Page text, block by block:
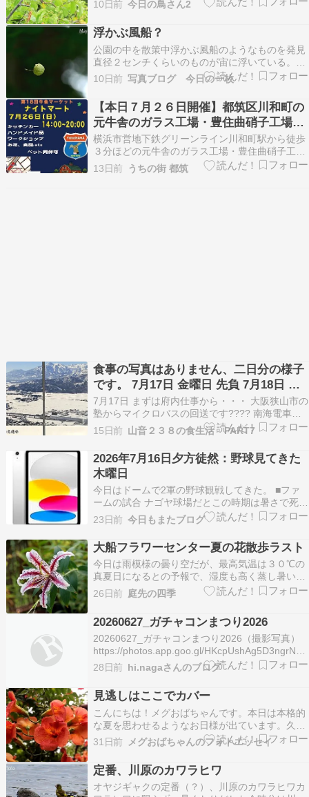
といっても屋外では濡れてしまうので車内でのカ
ワセミ待ち、対岸よりも少し近いところにやって
きました足もまだクロっぽい幼鳥ですね結構のん
びりとまっている…
10日前 今日の鳥さん2
浮かぶ風船？
公園の中を散策中浮かぶ風船のようなものを発見
直径２センチくらいのものが宙に浮いている。近
づくと小さい小さいかわいらしい葉っぱ。クモの
糸がついているようだけど、ほとんど見えないの
で葉っぱだけがゆらゆら漂っているように見える
不思議な光景でした。今日からまた雨模様の函
館。気温は高くない…
10日前 写真ブログ 今日の一枚
【本日７月２６日開催】都筑区川和町の
元牛舎のガラス工場・豊住曲硝子工場で
「牛舎マーケット・ナイトマート」始ま
りました！ ２０時までやっています！
横浜市営地下鉄グリーンライン川和町駅から徒歩
３分ほどの元牛舎のガラス工場・豊住曲硝子工場
で「第１８回 牛舎マーケット・ナイトマート」が
７月２６日（日）１４：００〜2０：００で゛始
13日前 うちの街 都筑
食事の写真はありません、二日分の様子
です。 7月17日 金曜日 先負 7月18日 土
曜日 仏滅
7月17日 まずは府内仕事から・・・ 大阪狭山市の
塾からマイクロバスの回送です???? 南海電車で
金剛まで行きます。 ここから寝屋川市のディーラ
ーまでマイクロバスの回送です、なんと５MTの
ミッション車でした、なんか燃えて来たぁぁ????
寝屋川で納車したら、大日まで移動してイオ…
15日前 山音２３８の食生活 PART7
2026年7月16日夕方徒然：野球見てきた
木曜日
今日はドームで2軍の野球観戦してきた。 ■ファ
ームの試合 ナゴヤ球場だとこの時期は暑さで死ぬ
けど バンテリンドームナゴヤだと快適。 まあま
あのお客さんが入っていたなあ。 試合は投手戦で
１−０で勝利。 イオンで買い物して帰ってきた。
■暑さ 今日も暑かったなあ。 土曜日はお出かけ…
23日前 今日もまたブログ
大船フラワーセンター夏の花散歩ラスト
今日は雨模様の曇り空だが、最高気温は３０℃の
真夏日になるとの予報で、湿度も高く蒸し暑い。
しかし暑いからと言って、エアコンの効いた涼し
い部屋の中でじっとしているばかりでは、暑さに
対する抵抗力や順応力も落ちて体力も低下してし
まいます。 あまり無理しない程度に積極的に体も
動かして、い…
26日前 庭先の四季
20260627_ガチャコンまつり2026
20260627_ガチャコンまつり2026（撮影写真）
https://photos.app.goo.gl/
全てｽﾏﾎで撮影、写真並びは順不同となっており
ます。週半ば辺りから梅雨前線とﾀﾞﾌﾞﾙ台風(8号
→7号)の影響で大雨となり天候は微妙でし…
28日前 hi.nagaさんのブログ
見逃しはここでカバー
こんにちは！メグおばちゃんです。本日は本格的
な夏を思わせるようなお日様が出ています。久し
ぶりです。すべてが殺菌されるような日の
光・・・ありがたいです。さて、今年は鎌倉の妙
本寺のノウゼンカヅラを見逃した私です。先日、
大船フラワーセンターを訪れた時に、元気なノウ
ゼンカヅラに出会うこと…
31日前 メグおばちゃんのフォトエッセイ
定番、川原のカワラヒワ
オヤジギャクの定番（？）、川原のカワラヒワカ